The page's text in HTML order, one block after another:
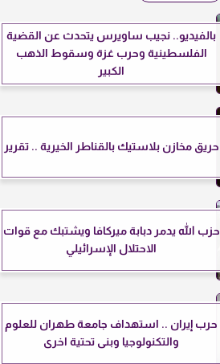
بالفيديو.. نجيب ساويرس يتحدث عن القضية
الفلسطينية وحرب غزة وسقوط الذهب
الكبير
حريق مخازن بلاستيك بالقناطر الخيرية .. تقرير
حزب الله يدمر دبابة ميركافا ويشتبك مع قوات
الاحتلال الإسرائيلي
حرب إيران .. استهداف جامعة طهران للعلوم
والتكنولوجيا وبنى تحتية اخرى